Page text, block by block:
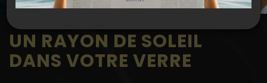
UN RAYON DE SOLEIL
DANS VOTRE VERRE